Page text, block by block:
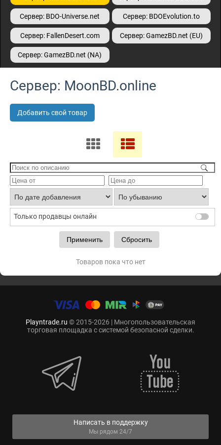
Сервер: BDO-Universe.net Сервер: BDOEvolution.to
Сервер: FallenDesert.com Сервер: GamezBD.net (EU)
Сервер: GamezBD.net (NA)
Сервер: MoonBD.online
Добавить свой товар
Только продавцы онлайн
Товаров пока что нет
Playntrade.ru © 2015-2026 | Многопользовательская
торговая площадка с системой безопасной сделки.
Написать в поддержку
Мы рядом 24/7